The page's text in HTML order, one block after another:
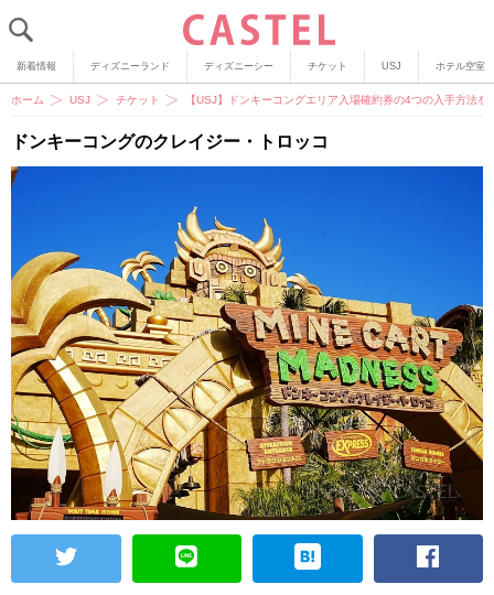
新着情報 ディズニーランド ディズニーシー チケット USJ ホテル空室
ホーム USJ チケット 【USJ】ドンキーコングエリア入場確約券の4つの入手方法
ドンキーコングのクレイジー・トロッコ